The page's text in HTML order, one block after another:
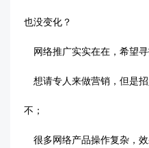
也没变化？
网络推广实实在在，希望
想请专人来做营销，但是
不；
很多网络产品操作复杂，